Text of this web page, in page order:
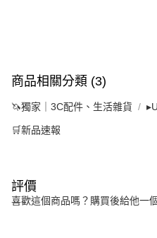
商品相關分類 (3)
🦄獨家｜3C配件、生活雜貨
🛒新品速報
評價
喜歡這個商品嗎？購買後給他一